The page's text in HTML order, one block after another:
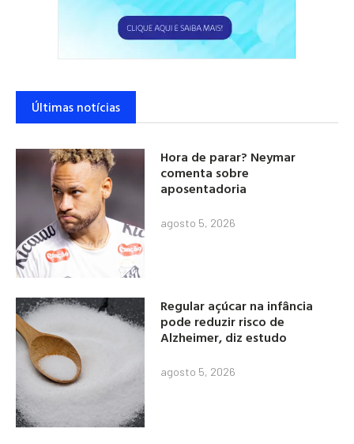
Últimas notícias
Hora de parar? Neymar
comenta sobre
aposentadoria
agosto 5, 2026
Regular açúcar na infância
pode reduzir risco de
Alzheimer, diz estudo
agosto 5, 2026